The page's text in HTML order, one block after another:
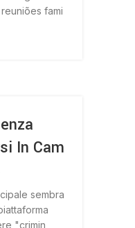
fami...
In Cam
sembra
"crimin...